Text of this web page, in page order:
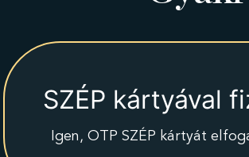
SZÉP kártyával
Igen, OTP SZÉP kártyát